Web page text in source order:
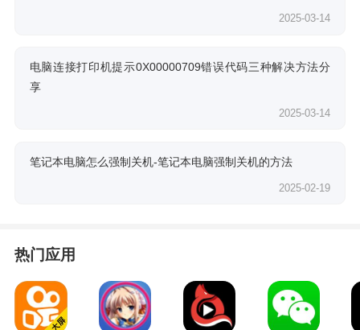
2025-03-14
电脑连接打印机提示0X00000709错误代码三种解决方法分
享
2025-03-14
笔记本电脑怎么强制关机-笔记本电脑强制关机的方法
2025-02-19
热门应用